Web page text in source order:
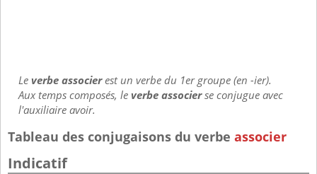
Leverbe associerest un verbe du 1er groupe (en -ier).
Aux temps composés, leverbe associerse conjugue avec
l'auxiliaire avoir.
Tableau des conjugaisons du verbe associer
Indicatif